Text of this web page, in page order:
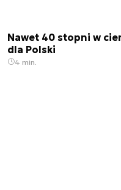
Nawet 40 stopni w
dla Polski
4 min.